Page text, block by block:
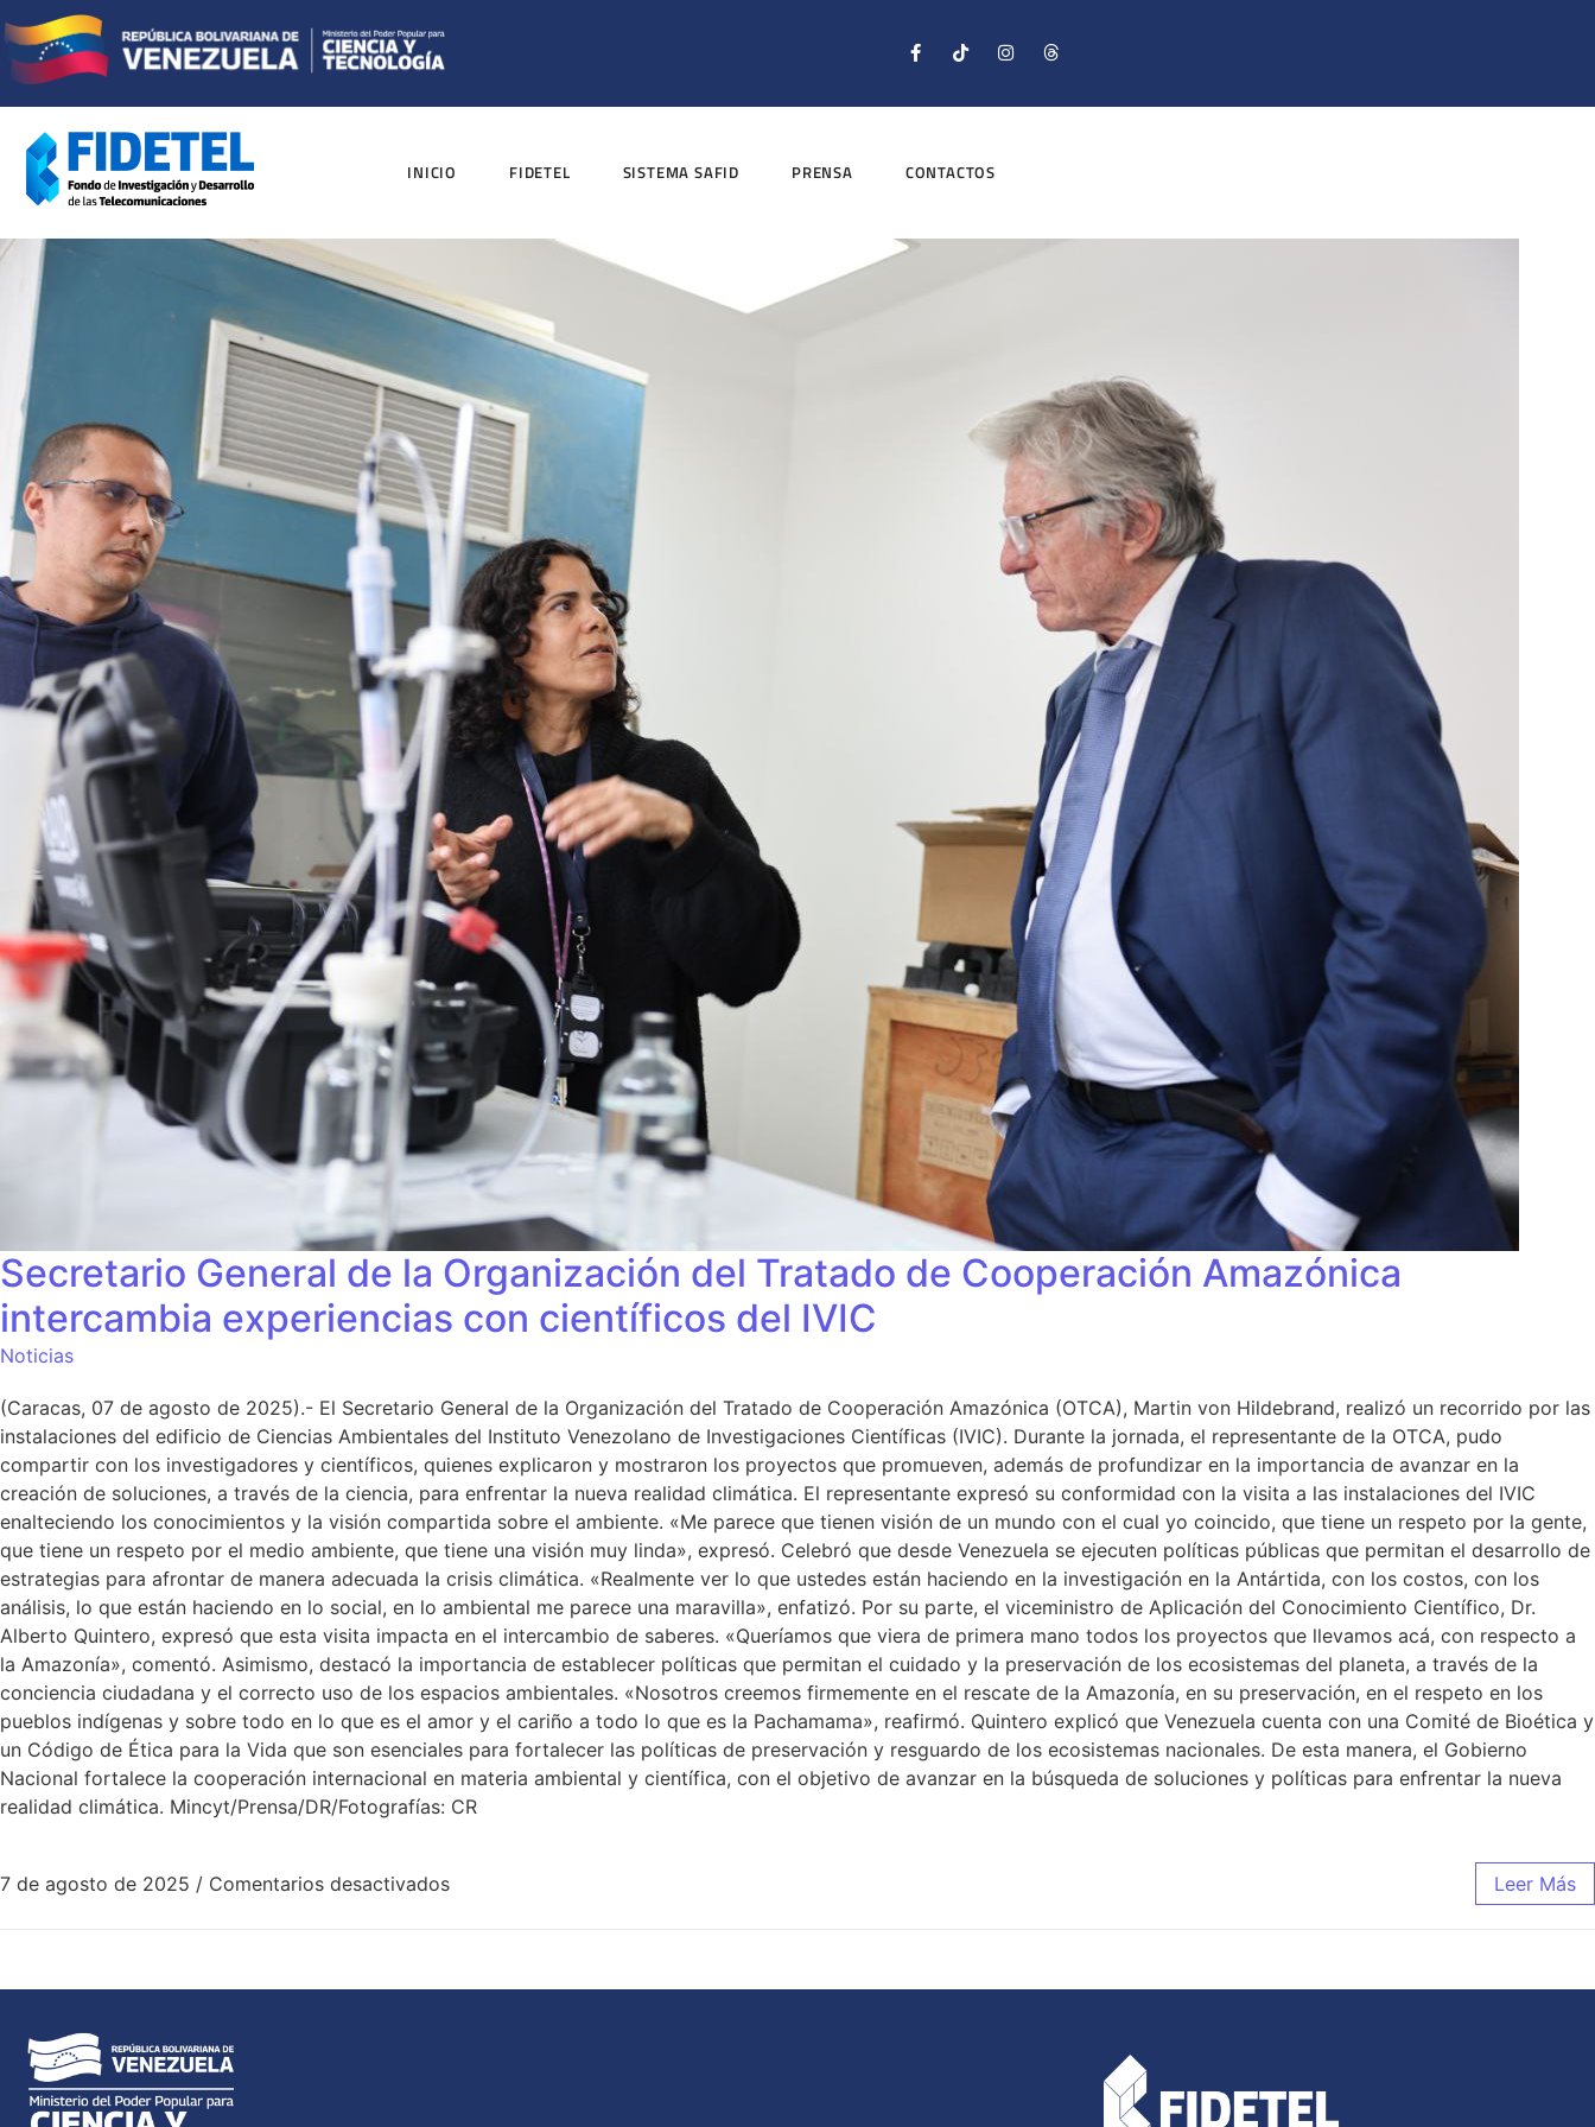
INICIO FIDETEL SISTEMA SAFID PRENSA CONTACTOS
Secretario General de la Organización del Tratado de Cooperación Amazónica
intercambia experiencias con científicos del IVIC
Noticias
(Caracas, 07 de agosto de 2025).- El Secretario General de la Organización del Tratado de Cooperación Amazónica (OTCA), Martin von Hildebrand, realizó un recorrido por las
instalaciones del edificio de Ciencias Ambientales del Instituto Venezolano de Investigaciones Científicas (IVIC). Durante la jornada, el representante de la OTCA, pudo
compartir con los investigadores y científicos, quienes explicaron y mostraron los proyectos que promueven, además de profundizar en la importancia de avanzar en la
creación de soluciones, a través de la ciencia, para enfrentar la nueva realidad climática. El representante expresó su conformidad con la visita a las instalaciones del IVIC
enalteciendo los conocimientos y la visión compartida sobre el ambiente. «Me parece que tienen visión de un mundo con el cual yo coincido, que tiene un respeto por la gente,
que tiene un respeto por el medio ambiente, que tiene una visión muy linda», expresó. Celebró que desde Venezuela se ejecuten políticas públicas que permitan el desarrollo de
estrategias para afrontar de manera adecuada la crisis climática. «Realmente ver lo que ustedes están haciendo en la investigación en la Antártida, con los costos, con los
análisis, lo que están haciendo en lo social, en lo ambiental me parece una maravilla», enfatizó. Por su parte, el viceministro de Aplicación del Conocimiento Científico, Dr.
Alberto Quintero, expresó que esta visita impacta en el intercambio de saberes. «Queríamos que viera de primera mano todos los proyectos que llevamos acá, con respecto a
la Amazonía», comentó. Asimismo, destacó la importancia de establecer políticas que permitan el cuidado y la preservación de los ecosistemas del planeta, a través de la
conciencia ciudadana y el correcto uso de los espacios ambientales. «Nosotros creemos firmemente en el rescate de la Amazonía, en su preservación, en el respeto en los
pueblos indígenas y sobre todo en lo que es el amor y el cariño a todo lo que es la Pachamama», reafirmó. Quintero explicó que Venezuela cuenta con una Comité de Bioética y
un Código de Ética para la Vida que son esenciales para fortalecer las políticas de preservación y resguardo de los ecosistemas nacionales. De esta manera, el Gobierno
Nacional fortalece la cooperación internacional en materia ambiental y científica, con el objetivo de avanzar en la búsqueda de soluciones y políticas para enfrentar la nueva
realidad climática. Mincyt/Prensa/DR/Fotografías: CR
7 de agosto de 2025 / Comentarios desactivados Leer Más